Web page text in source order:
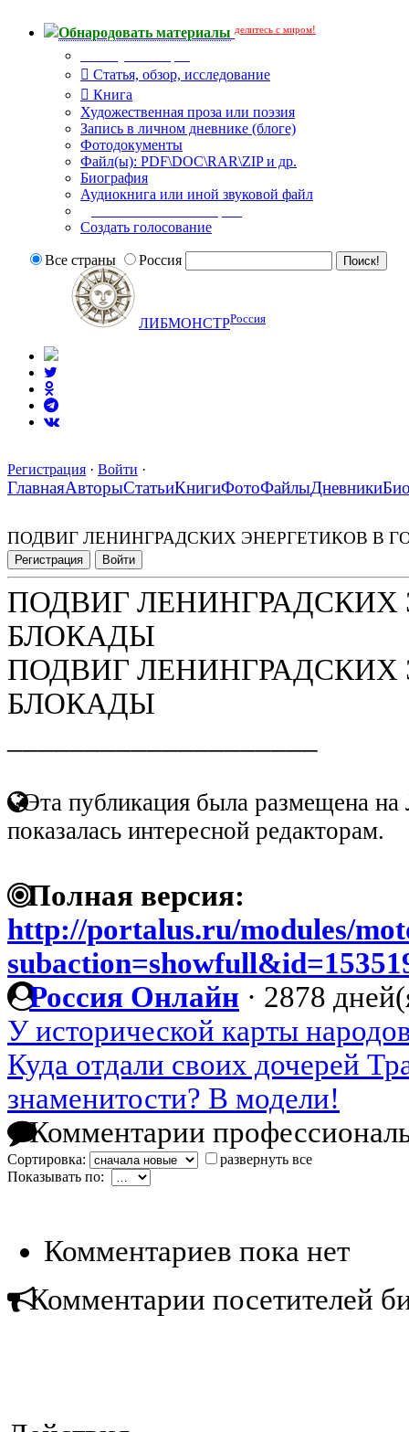
Обнародовать материалы делитесь с миром!
Статья, обзор, исследование
Книга
Художественная проза или поэзия
Запись в личном дневнике (блоге)
Фотодокументы
Файл(ы): PDF\DOC\RAR\ZIP и др.
Биография
Аудиокнига или иной звуковой файл
Создать голосование
Все страны Россия
ЛИБМОНСТРРоссия
Регистрация · Войти ·
ГлавнаяАвторыСтатьиКнигиФотоФайлыДневники
ПОДВИГ ЛЕНИНГРАДСКИХ ЭНЕРГЕТИКОВ В
Регистрация Войти
ПОДВИГ ЛЕНИНГРАДСКИХ
БЛОКАДЫ
ПОДВИГ ЛЕНИНГРАДСКИХ
БЛОКАДЫ
Эта публикация была размещена на
показалась интересной редакторам.
Полная версия:
http://portalus.ru/modules/
Россия Онлайн · 2878
У исторической карты
Куда отдали своих дочерей
знаменитости? В модели!
Комментарии
Сортировка:
развернуть все
Показывать по:
Комментариев пока нет
Комментарии посетителей